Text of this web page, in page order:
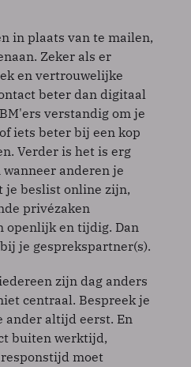
in plaats van te mailen,
Zeker als er
en vertrouwelijke
beter dan digitaal
verstandig om je
iets beter bij een kop
Verder is het is erg
anderen je
je beslist online zijn,
privézaken
openlijk en tijdig. Dan
je gesprekspartner(s).
zijn dag anders
centraal. Bespreek je
ander altijd eerst. En
buiten werktijd,
moet